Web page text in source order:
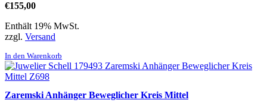
€155,00
Enthält 19% MwSt.
zzgl. Versand
In den Warenkorb
Zaremski Anhänger Beweglicher Kreis Mittel